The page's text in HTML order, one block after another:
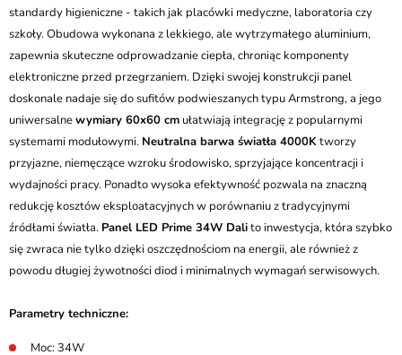
standardy higieniczne - takich jak placówki medyczne, laboratoria czy
szkoły. Obudowa wykonana z lekkiego, ale wytrzymałego aluminium,
zapewnia skuteczne odprowadzanie ciepła, chroniąc komponenty
elektroniczne przed przegrzaniem. Dzięki swojej konstrukcji panel
doskonale nadaje się do sufitów podwieszanych typu Armstrong, a jego
uniwersalnewymiary 60x60 cm ułatwiają integrację z popularnymi
systemami modułowymi. Neutralna barwa światła 4000K tworzy
przyjazne, niemęczące wzroku środowisko, sprzyjające koncentracji i
wydajności pracy. Ponadto wysoka efektywność pozwala na znaczną
redukcję kosztów eksploatacyjnych w porównaniu z tradycyjnymi
źródłami światła. Panel LED Prime 34W Dalito inwestycja, która szybko
się zwraca nie tylko dzięki oszczędnościom na energii, ale również z
powodu długiej żywotności diod i minimalnych wymagań serwisowych.
Parametry techniczne:
Moc: 34W